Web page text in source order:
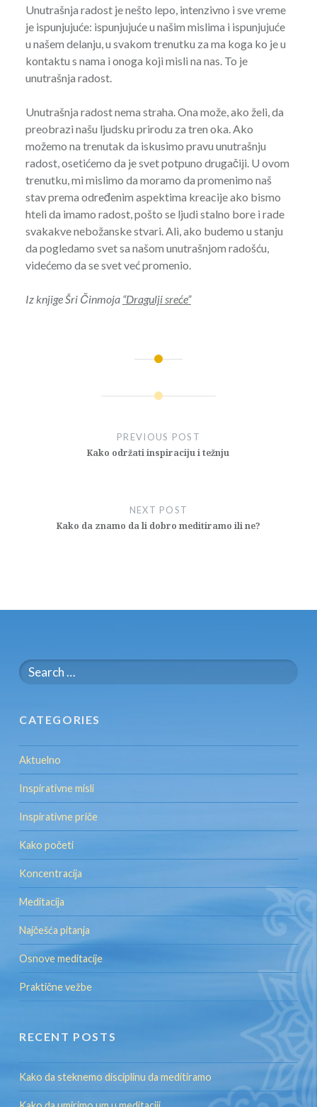
Unutrašnja radost je nešto lepo, intenzivno i sve vreme
je ispunjujuće: ispunjujuće u našim mislima i ispunjujuće
u našem delanju, u svakom trenutku za ma koga ko je u
kontaktu s nama i onoga koji misli na nas. To je
unutrašnja radost.
Unutrašnja radost nema straha. Ona može, ako želi, da
preobrazi našu ljudsku prirodu za tren oka. Ako
možemo na trenutak da iskusimo pravu unutrašnju
radost, osetićemo da je svet potpuno drugačiji. U ovom
trenutku, mi mislimo da moramo da promenimo naš
stav prema određenim aspektima kreacije ako bismo
hteli da imamo radost, pošto se ljudi stalno bore i rade
svakakve nebožanske stvari. Ali, ako budemo u stanju
da pogledamo svet sa našom unutrašnjom radošću,
videćemo da se svet već promenio.
Iz knjige Šri Činmoja “Dragulji sreće”
PREVIOUS POST
Kako održati inspiraciju i težnju
NEXT POST
Kako da znamo da li dobro meditiramo ili ne?
Search
for:
CATEGORIES
Aktuelno
Inspirativne misli
Inspirativne priče
Kako početi
Koncentracija
Meditacija
Najčešća pitanja
Osnove meditacije
Praktične vežbe
RECENT POSTS
Kako da steknemo disciplinu da meditiramo